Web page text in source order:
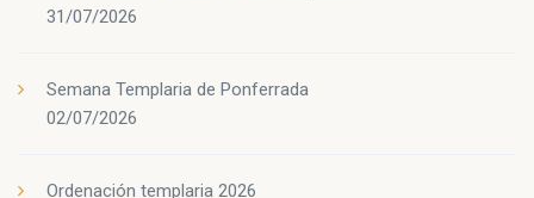
31/07/2026
Semana Templaria de Ponferrada
02/07/2026
Ordenación templaria 2026